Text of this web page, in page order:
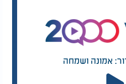
שהיו בהכרה מלאה ונפגעו
בזירה. הכנסנו את שני
נמרץ ופינינו אותם
כדי טיפול רפואי מציל
טובולסקי וליאור לוי -
אמונה ושמחה